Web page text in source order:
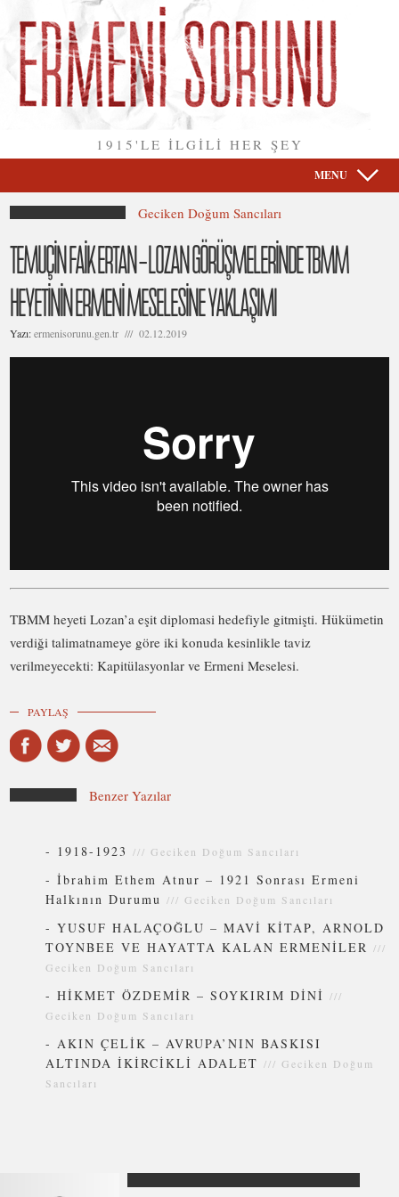
1915'LE İLGİLİ HER ŞEY
MENU
Geciken Doğum Sancıları
TEMUÇİN FAİK ERTAN – LOZAN GÖRÜŞMELERİNDE TBMM
HEYETİNİN ERMENİ MESELESİNE YAKLAŞIMI
Yazı:ermenisorunu.gen.tr /// 02.12.2019
TBMM heyeti Lozan’a eşit diplomasi hedefiyle gitmişti. Hükümetin
verdiği talimatnameye göre iki konuda kesinlikle taviz
verilmeyecekti: Kapitülasyonlar ve Ermeni Meselesi.
PAYLAŞ
Benzer Yazılar
- 1918-1923 ///Geciken Doğum Sancıları
-İbrahim Ethem Atnur – 1921 Sonrası Ermeni
Halkının Durumu ///Geciken Doğum Sancıları
-YUSUF HALAÇOĞLU – MAVİ KİTAP, ARNOLD
TOYNBEE VE HAYATTA KALAN ERMENİLER ///
Geciken Doğum Sancıları
-HİKMET ÖZDEMİR – SOYKIRIM DİNİ ///
Geciken Doğum Sancıları
- AKIN ÇELİK – AVRUPA’NIN BASKISI
ALTINDA İKİRCİKLİ ADALET ///Geciken Doğum
Sancıları